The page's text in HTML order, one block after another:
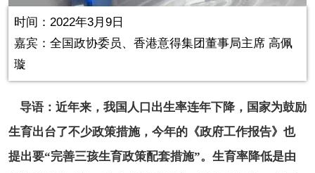
Video
Picture
时间：2022年3月9日
嘉宾：全国政协委员、香港意得集团董事局主席 高佩
璇
导语：近年来，我国人口出生率连年下降，国家为鼓励
生育出台了不少政策措施，今年的《政府工作报告》也
提出要“完善三孩生育政策配套措施”。生育率降低是由